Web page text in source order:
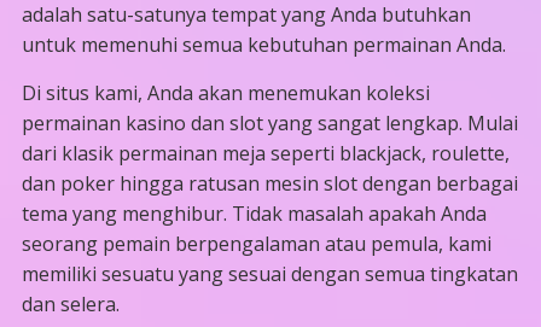
adalah satu-satunya tempat yang Anda butuhkan
untuk memenuhi semua kebutuhan permainan Anda.
Di situs kami, Anda akan menemukan koleksi
permainan kasino dan slot yang sangat lengkap. Mulai
dari klasik permainan meja seperti blackjack, roulette,
dan poker hingga ratusan mesin slot dengan berbagai
tema yang menghibur. Tidak masalah apakah Anda
seorang pemain berpengalaman atau pemula, kami
memiliki sesuatu yang sesuai dengan semua tingkatan
dan selera.